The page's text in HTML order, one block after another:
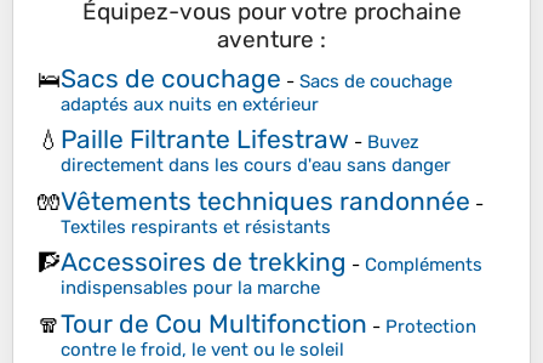
Équipez-vous pour votre prochaine
aventure :
🛌Sacs de couchage - Sacs de couchage
adaptés aux nuits en extérieur
💧 Paille Filtrante Lifestraw - Buvez
directement dans les cours d'eau sans danger
🧤Vêtements techniques randonnée -
Textiles respirants et résistants
🧗Accessoires de trekking - Compléments
indispensables pour la marche
🧣Tour de Cou Multifonction - Protection
contre le froid, le vent ou le soleil